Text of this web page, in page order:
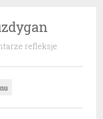
refleksje